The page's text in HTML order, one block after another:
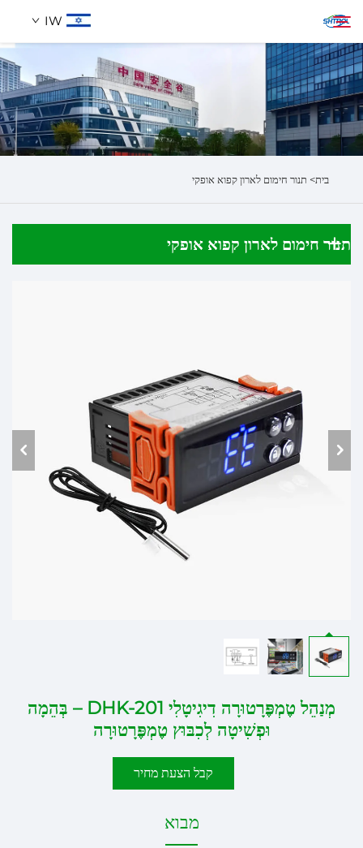
IW
אודותינו
מוצרים
חיפוש
בית> תנור חימום לארון קפוא אופקי
תנור חימום לארון קפוא אופקי
מְנַהֵל טֶמְפֶּרָטוּרָה דִיגִיטָלִי DHK-201 – בְּהֵמָה
וּפְשִׁיטָה לְכִבּוּץ טֶמְפֶּרָטוּרָה
קבל הצעת מחיר
מבוא